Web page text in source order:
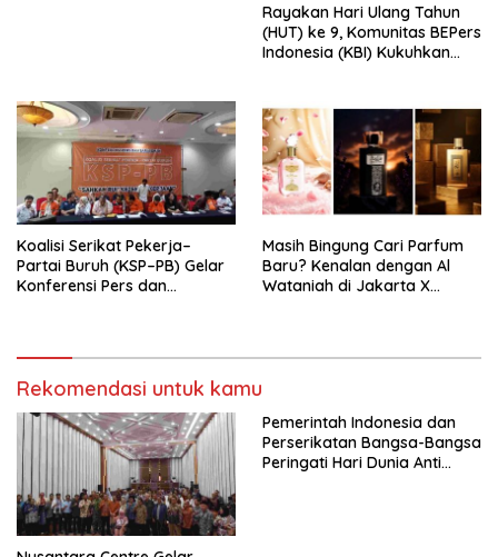
Rayakan Hari Ulang Tahun
(HUT) ke 9, Komunitas BEPers
Indonesia (KBI) Kukuhkan
Tema: “Penguatan dan
Pengembangan Organisasi
KBI yang Berbasis Riset di
seluruh Indonesia dan
Mancanegara”.
Koalisi Serikat Pekerja–
Partai Buruh (KSP–PB) Gelar
Konferensi Pers dan
RUU Ketenagakerjaan Baru.
Masih Bingung Cari Parfum
Baru? Kenalan dengan Al
Wataniah di Jakarta X
Rekomendasi untuk kamu
Pemerintah Indonesia dan
Perserikatan Bangsa-Bangsa
Peringati Hari Dunia Anti